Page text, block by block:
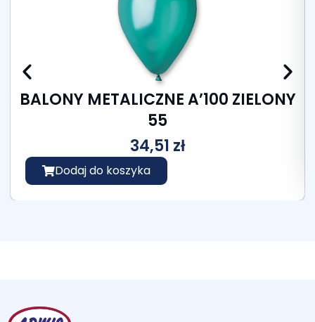
BALONY METALICZNE A’100 ZIELONY
55
34,51 zł
Dodaj do koszyka